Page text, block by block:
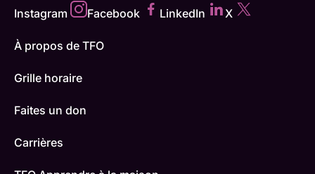
Instagram Facebook LinkedIn X
À propos de TFO
Grille horaire
Faites un don
Carrières